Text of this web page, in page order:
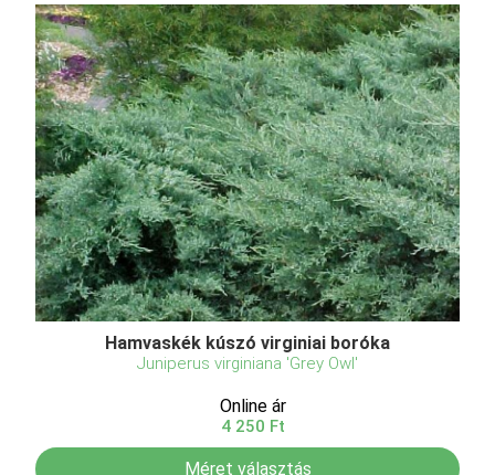
Hamvaskék kúszó virginiai boróka
Juniperus virginiana 'Grey Owl'
Online ár
4 250 Ft
Méret választás